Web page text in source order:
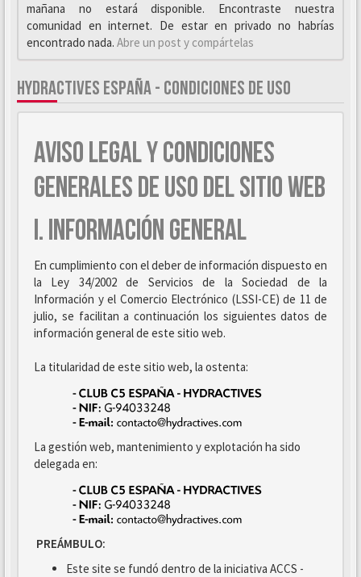
mañana no estará disponible. Encontraste nuestra
comunidad en internet. De estar en privado no habrías
encontrado nada. Abre un post y compártelas
HYDRACTIVES ESPAÑA - CONDICIONES DE USO
AVISO LEGAL Y CONDICIONES
GENERALES DE USO DEL SITIO WEB
I. INFORMACIÓN GENERAL
En cumplimiento con el deber de información dispuesto en
la Ley 34/2002 de Servicios de la Sociedad de la
Información y el Comercio Electrónico (LSSI-CE) de 11 de
julio, se facilitan a continuación los siguientes datos de
información general de este sitio web.
La titularidad de este sitio web, la ostenta:
La gestión web, mantenimiento y explotación ha sido
delegada en:
PREÁMBULO:
Este site se fundó dentro de la iniciativa ACCS -